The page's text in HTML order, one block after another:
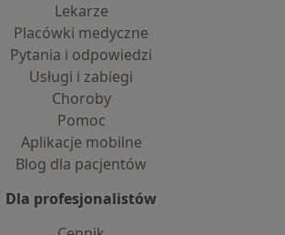
Lekarze
Placówki medyczne
Pytania i odpowiedzi
Usługi i zabiegi
Choroby
Pomoc
Aplikacje mobilne
Blog dla pacjentów
Dla profesjonalistów